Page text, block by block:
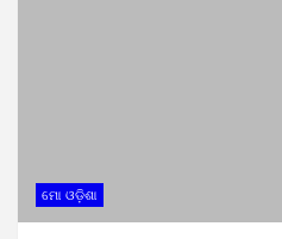
ମୋ ଓଡ଼ିଶା